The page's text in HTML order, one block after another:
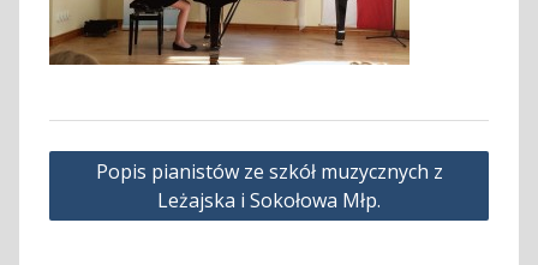
Nawigacja
Popis pianistów ze szkół muzycznych z
Leżajska i Sokołowa Młp.